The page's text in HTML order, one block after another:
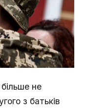
не
з батьків